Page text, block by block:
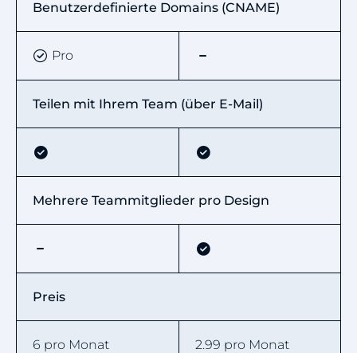
Benutzerdefinierte Domains (CNAME)
Pro
Teilen mit Ihrem Team (über E-Mail)
Mehrere Teammitglieder pro Design
Preis
6 pro Monat 2.99 pro Monat